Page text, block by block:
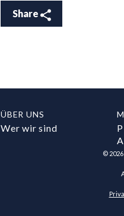
Share
ÜBER UNS
Wer wir sind
© 2026